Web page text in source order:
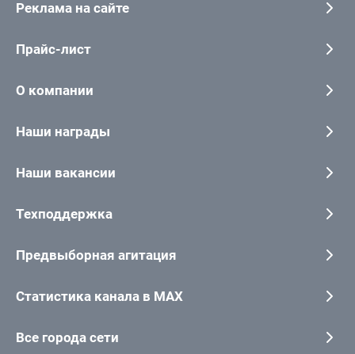
Реклама на сайте
Прайс-лист
О компании
Наши награды
Наши вакансии
Техподдержка
Предвыборная агитация
Статистика канала в MAX
Все города сети